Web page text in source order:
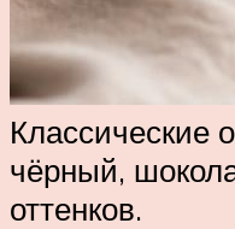
Классические
чёрный,
оттенков.